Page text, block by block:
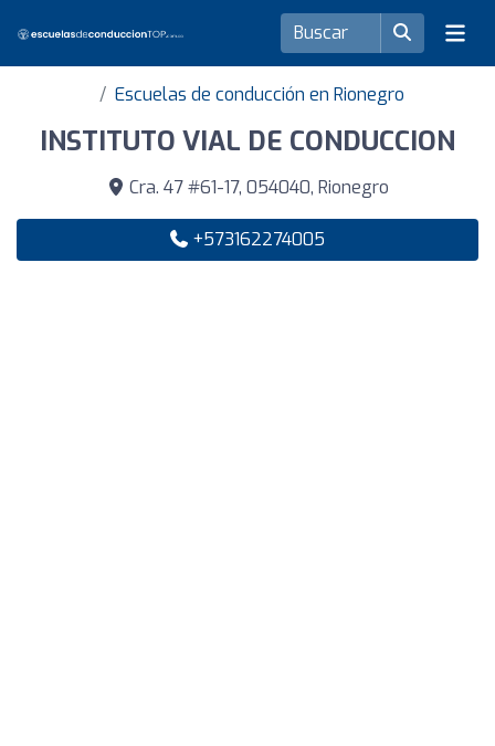
Escuelas de conducción en Rionegro
INSTITUTO VIAL DE CONDUCCION
Cra. 47 #61-17, 054040, Rionegro
+573162274005